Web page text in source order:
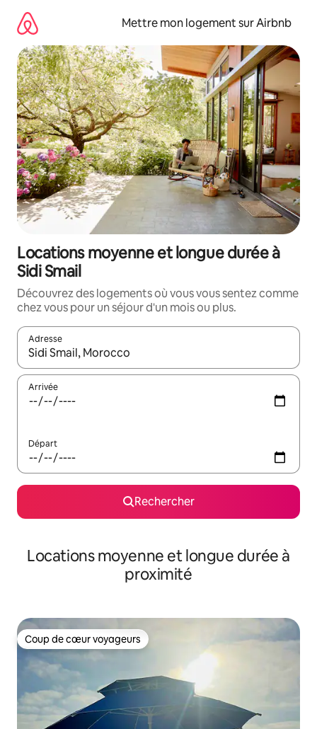
directement
contenu
Mettre mon logement sur Airbnb
Locations moyenne et longue durée à
Sidi Smail
Découvrez des logements où vous vous sentez comme
chez vous pour un séjour d'un mois ou plus.
Adresse
Lorsque les résultats s'affichent, utilisez les flèches vers le
Arrivée
Départ
Rechercher
Locations moyenne et longue durée à
proximité
Coup de cœur voyageurs
Coup de cœur voyageurs